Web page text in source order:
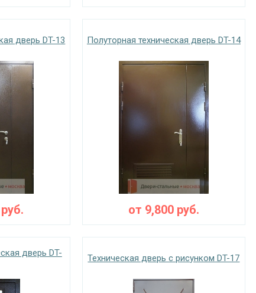
дверь DT-13
руб.
Полуторная техническая дверь DT-14
от 9,800руб.
дверь DT-
Техническая дверь с рисунком DT-17